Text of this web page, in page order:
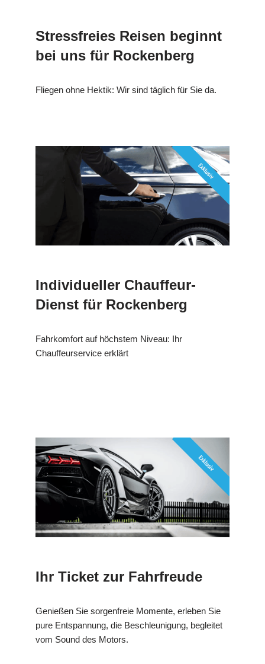
Stressfreies Reisen beginnt
bei uns für Rockenberg
Fliegen ohne Hektik: Wir sind täglich für Sie da.
Individueller Chauffeur-
Dienst für Rockenberg
Fahrkomfort auf höchstem Niveau: Ihr
Chauffeurservice erklärt
Ihr Ticket zur Fahrfreude
Genießen Sie sorgenfreie Momente, erleben Sie
pure Entspannung, die Beschleunigung, begleitet
vom Sound des Motors.